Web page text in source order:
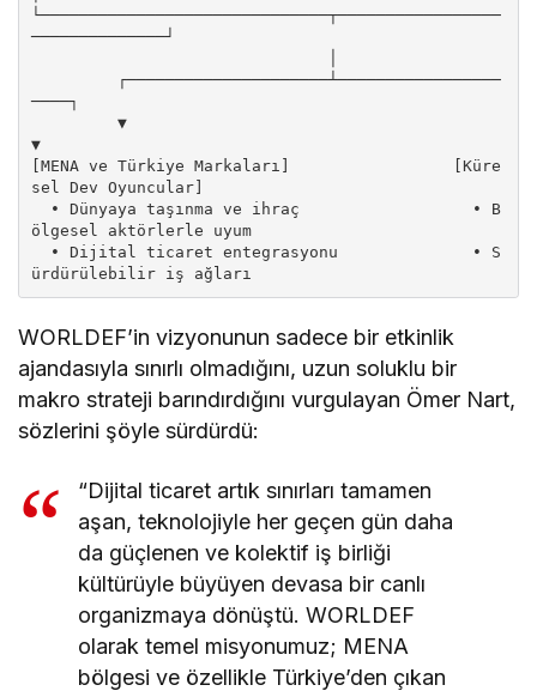
└──────────────────────────────┬─────────────────
──────────────┘
────┐
▼
[MENA ve Türkiye Markaları]                 [Küre
sel Dev Oyuncular]
ölgesel aktörlerle uyum
WORLDEF’in vizyonunun sadece bir etkinlik
ajandasıyla sınırlı olmadığını, uzun soluklu bir
makro strateji barındırdığını vurgulayan Ömer Nart,
sözlerini şöyle sürdürdü:
“Dijital ticaret artık sınırları tamamen
aşan, teknolojiyle her geçen gün daha
da güçlenen ve kolektif iş birliği
kültürüyle büyüyen devasa bir canlı
organizmaya dönüştü. WORLDEF
olarak temel misyonumuz; MENA
bölgesi ve özellikle Türkiye’den çıkan